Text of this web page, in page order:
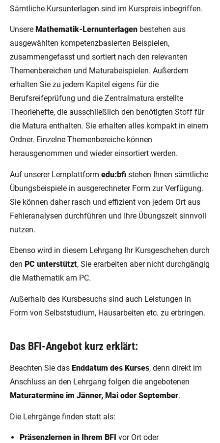
Sämtliche Kursunterlagen sind im Kurspreis inbegriffen.
Unsere Mathematik-Lernunterlagen bestehen aus
ausgewählten kompetenzbasierten Beispielen,
zusammengefasst und sortiert nach den relevanten
Themenbereichen und Maturabeispielen. Außerdem
erhalten Sie zu jedem Kapitel eigens für die
Berufsreifeprüfung und die Zentralmatura erstellte
Theoriehefte, die ausschließlich den benötigten Stoff für
die Matura enthalten. Sie erhalten alles kompakt in einem
Ordner. Einzelne Themenbereiche können
herausgenommen und wieder einsortiert werden.
Auf unserer Lernplattform edu:bfi stehen Ihnen sämtliche
Übungsbeispiele in ausgerechneter Form zur Verfügung.
Sie können daher rasch und effizient von jedem Ort aus
Fehleranalysen durchführen und Ihre Übungszeit sinnvoll
nutzen.
Ebenso wird in diesem Lehrgang Ihr Kursgeschehen durch
den PC unterstützt, Sie erarbeiten aber nicht durchgängig
die Mathematik am PC.
Außerhalb des Kursbesuchs sind auch Leistungen in
Form von Selbststudium, Hausarbeiten etc. zu erbringen.
Das BFI-Angebot kurz erklärt:
Beachten Sie das Enddatum des Kurses, denn direkt im
Anschluss an den Lehrgang folgen die angebotenen
Maturatermine im Jänner, Mai oder September.
Die Lehrgänge finden statt als:
Präsenzlernen in Ihrem BFI vor Ort oder